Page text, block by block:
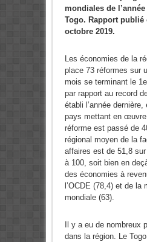
mondiales de
Togo. Rapport publié
octobre 2019.
Les économies de la
place 73 réformes sur
mois se terminant le
par rapport au record
établi l’année
pays mettant en
réforme est passé de
régional moyen de la
affaires est de 51,8
à 100, soit bien en
des économies à
l’OCDE (78,4) et de la
mondiale (63).
Il y a eu de nombreux
dans la région. Le